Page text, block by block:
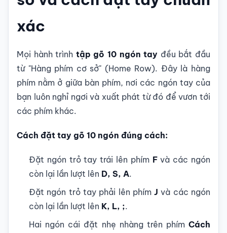
xác
Mọi hành trình tập gõ 10 ngón tay đều bắt đầu
từ "Hàng phím cơ sở" (Home Row). Đây là hàng
phím nằm ở giữa bàn phím, nơi các ngón tay của
bạn luôn nghỉ ngơi và xuất phát từ đó để vươn tới
các phím khác.
Cách đặt tay gõ 10 ngón đúng cách:
Đặt ngón trỏ tay trái lên phím Fvà các ngón
còn lại lần lượt lên D, S, A.
Đặt ngón trỏ tay phải lên phímJ và các ngón
còn lại lần lượt lên K, L, ;.
Hai ngón cái đặt nhẹ nhàng trên phím Cách